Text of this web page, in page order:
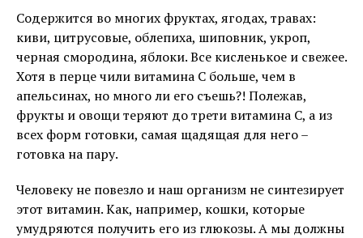
Содержится во многих фруктах, ягодах, травах:
киви, цитрусовые, облепиха, шиповник, укроп,
черная смородина, яблоки. Все кисленькое и свежее.
Хотя в перце чили витамина С больше, чем в
апельсинах, но много ли его съешь?! Полежав,
фрукты и овощи теряют до трети витамина С, а из
всех форм готовки, самая щадящая для него –
готовка на пару.
Человеку не повезло и наш организм не синтезирует
этот витамин. Как, например, кошки, которые
умудряются получить его из глюкозы. А мы должны